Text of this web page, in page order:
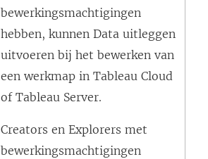
bewerkingsmachtigingen
hebben, kunnen Data uitleggen
uitvoeren bij het bewerken van
een werkmap in Tableau Cloud
of Tableau Server.
Creators en Explorers met
bewerkingsmachtigingen